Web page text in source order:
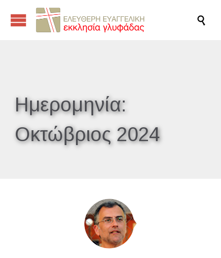

Ημερομηνία:
Οκτώβριος 2024